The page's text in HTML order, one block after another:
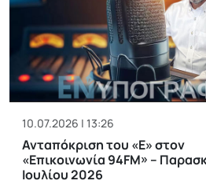
10.07.2026 | 13:26
Ανταπόκριση του «Ε» στον
«Επικοινωνία 94FM» –
Ιουλίου 2026